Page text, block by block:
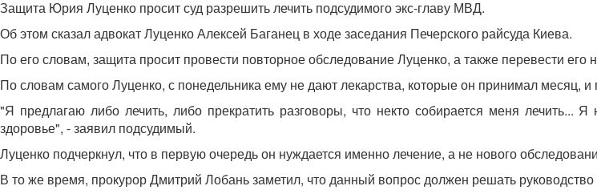
Защита Юрия Луценко просит суд разрешить лечить подсудимого экс-главу МВД.
Об этом сказал адвокат Луценко Алексей Баганец в ходе заседания Печерского райсуда Киева.
По его словам, защита просит провести повторное обследование Луценко, а также перевести его
По словам самого Луценко, с понедельника ему не дают лекарства, которые он принимал месяц,
"Я предлагаю либо лечить, либо прекратить разговоры, что некто собирается меня
здоровье", - заявил подсудимый.
Луценко подчеркнул, что в первую очередь он нуждается именно лечение, а не нового
В то же время, прокурор Дмитрий Лобань заметил, что данный вопрос должен решать